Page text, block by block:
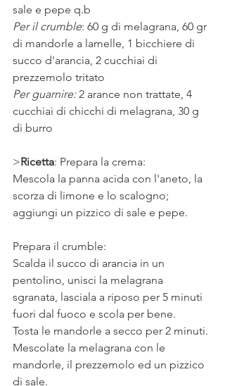
sale e pepe q.b
Per il crumble: 60 g di melagrana, 60 gr
di mandorle a lamelle, ﻿1 bicchiere di
succo d'arancia, ﻿﻿2 cucchiai di
prezzemolo tritato
Per guarnire: 2 arance non trattate, ﻿﻿4
cucchiai di chicchi di melagrana, 30 g
di burro
>Ricetta: Prepara la crema:
Mescola la panna acida con l'aneto, la
scorza di limone e lo scalogno;
aggiungi un pizzico di sale e pepe.
Prepara il crumble:
Scalda il succo di arancia in un
pentolino, unisci la melagrana
sgranata, lasciala a riposo per 5 minuti
fuori dal fuoco e scola per bene.
Tosta le mandorle a secco per 2 minuti.
Mescolate la melagrana con le
mandorle, il prezzemolo ed un pizzico
di sale.